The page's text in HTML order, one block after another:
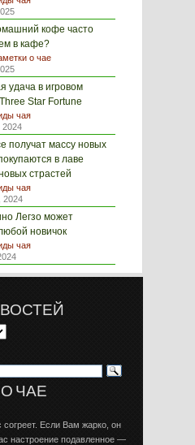
кофе часто
в кафе?
о чае
удача в игровом
Star Fortune
чая
2024
получат массу новых
в лаве
страстей
чая
2024
Легзо может
новичок
чая
ЧАЕ
согреет. Если Вам жарко, он
настроение подавленное —